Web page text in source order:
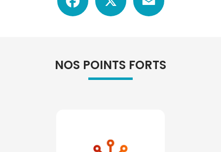
NOS POINTS FORTS